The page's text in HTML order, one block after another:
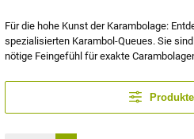
Für die hohe Kunst der Karambolage:
spezialisierten Karambol-Queues. Sie
nötige Feingefühl für exakte